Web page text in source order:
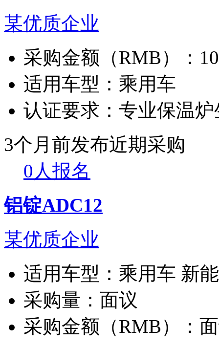
某优质企业
采购金额（RMB）：
适用车型： 乘用车
认证要求： 专业保温
3个月前发布近期采购
0人报名
铝锭ADC12
某优质企业
适用车型： 乘用车 新
采购量： 面议
采购金额（RMB）：